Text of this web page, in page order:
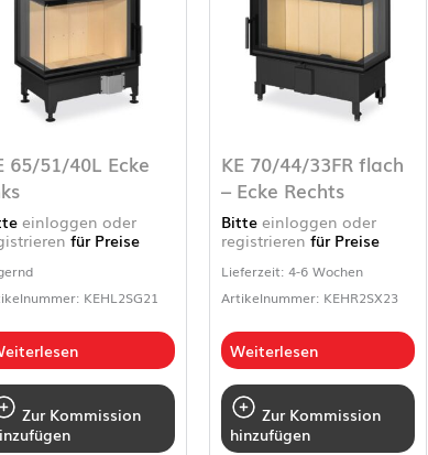
65/51/40L Ecke
einloggen oder
für Preise
KEHL2SG21
Zur Kommission
KE 70/44/33FR flach
– Ecke Rechts
Bitte einloggen oder
registrieren für Preise
Lieferzeit: 4-6 Wochen
Artikelnummer: KEHR2SX23
Weiterlesen
Zur Kommission
hinzufügen